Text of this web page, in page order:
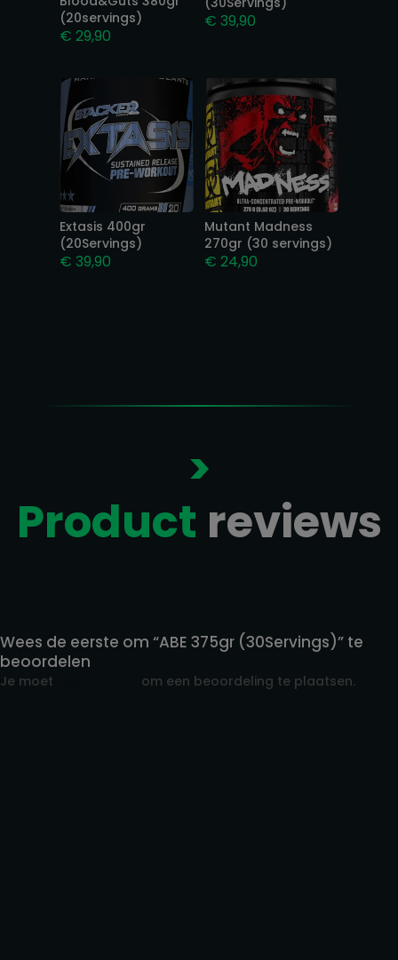
(20servings)
€ 29,90
€ 39,90
Extasis 400gr
(20Servings)
€ 39,90
Mutant Madness
270gr (30 servings)
€ 24,90
>
Product reviews
Wees de eerste om “ABE 375gr (30Servings)” te
beoordelen
Je moet om een beoordeling te plaatsen.